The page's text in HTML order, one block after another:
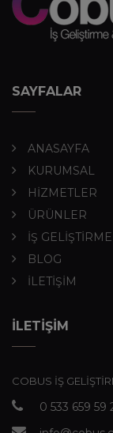
SAYFALAR
ANASAYFA
KURUMSAL
HİZMETLER
ÜRÜNLER
İŞ
BLOG
İLETİŞİM
İLETİŞİM
COBUS İŞ
0 533 659 59